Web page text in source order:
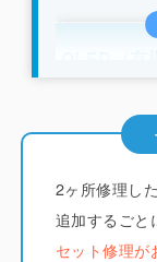
OLED（有
iCrackedで
フトOLED
店ではコス
系素材で作
2ヶ所修理し
追加するごと
セット修理が